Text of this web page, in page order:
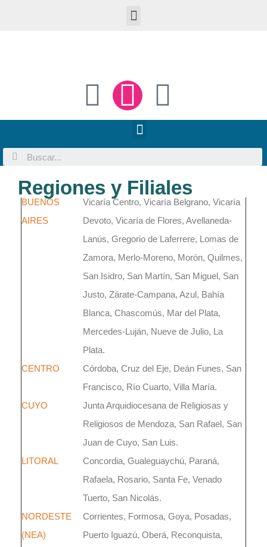
Regiones y Filiales
REGIONES
FILIALES
BUENOS
AIRES
Vicaría Centro, Vicaría Belgrano, Vicaría
Devoto, Vicaría de Flores, Avellaneda-
Lanús, Gregorio de Laferrere, Lomas de
Zamora, Merlo-Moreno, Morón, Quilmes,
San Isidro, San Martín, San Miguel, San
Justo, Zárate-Campana, Azul, Bahía
Blanca, Chascomús, Mar del Plata,
Mercedes-Luján, Nueve de Julio, La
Plata.
CENTRO
Córdoba, Cruz del Eje, Deán Funes, San
Francisco, Río Cuarto, Villa María.
CUYO
Junta Arquidiocesana de Religiosas y
Religiosos de Mendoza, San Rafael, San
Juan de Cuyo, San Luis.
LITORAL
Concordia, Gualeguaychú, Paraná,
Rafaela, Rosario, Santa Fe, Venado
Tuerto, San Nicolás.
NORDESTE
(NEA)
Corrientes, Formosa, Goya, Posadas,
Puerto Iguazú, Oberá, Reconquista,